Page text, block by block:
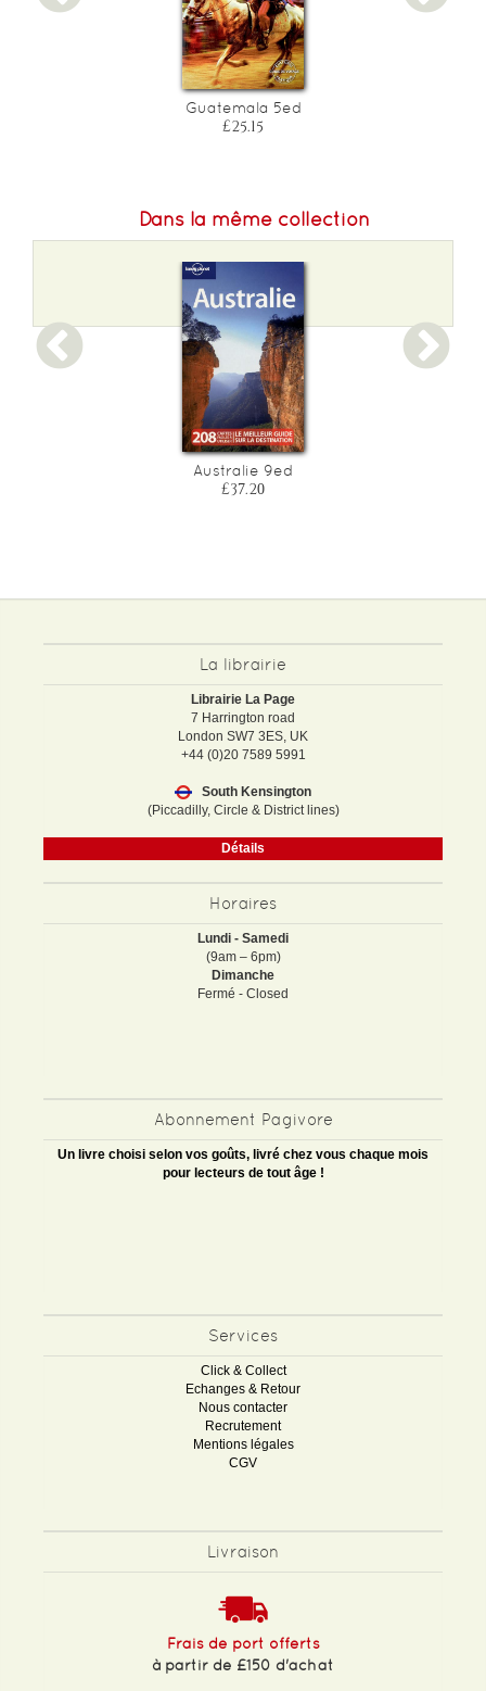
Guatemala 5ed
£25.15
Dans la même collection
Australie 9ed
£37.20
La librairie
Librairie La Page
7 Harrington road
London SW7 3ES, UK
+44 (0)20 7589 5991
South Kensington
(Piccadilly, Circle & District lines)
Détails
Horaires
Lundi - Samedi
(9am – 6pm)
Dimanche
Fermé - Closed
Abonnement Pagivore
Un livre choisi selon vos goûts, livré chez vous chaque mois
pour lecteurs de tout âge !
Services
Click & Collect
Echanges & Retour
Nous contacter
Recrutement
Mentions légales
CGV
Livraison
Frais de port offerts
à partir de £150 d'achat